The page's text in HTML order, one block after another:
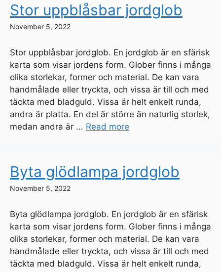
Stor uppblåsbar jordglob
November 5, 2022
Stor uppblåsbar jordglob. En jordglob är en sfärisk
karta som visar jordens form. Glober finns i många
olika storlekar, former och material. De kan vara
handmålade eller tryckta, och vissa är till och med
täckta med bladguld. Vissa är helt enkelt runda,
andra är platta. En del är större än naturlig storlek,
medan andra är ... Read more
Byta glödlampa jordglob
November 5, 2022
Byta glödlampa jordglob. En jordglob är en sfärisk
karta som visar jordens form. Glober finns i många
olika storlekar, former och material. De kan vara
handmålade eller tryckta, och vissa är till och med
täckta med bladguld. Vissa är helt enkelt runda,